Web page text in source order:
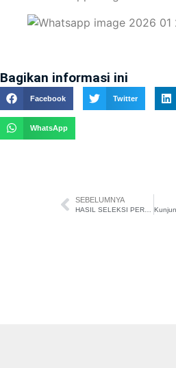
Bagikan informasi ini
Facebook Twitter
WhatsApp
SEBELUMNYA
HASIL SELEKSI PERPINDAHAN MURID SEMESTER GENAP TAHUN PELAJARAN 2025/2026